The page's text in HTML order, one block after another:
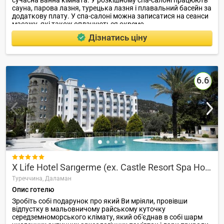
сауна, парова лазня, турецька лазня і плавальний басейн за
додаткову плату. У спа-салоні можна записатися на сеанси
масажу, які також оплачуються окремо.
Дізнатись ціну
6.6

X Life Hotel Sarıgerme (ex. Castle Resort Spa Hotel Sarigerme, Alinn Sarigerme Boutique)
Туреччина, Даламан
Опис готелю
Зробіть собі подарунок про який Ви мріяли, провівши
відпустку в мальовничому райському куточку
середземноморського клімату, який об'єднав в собі шарм